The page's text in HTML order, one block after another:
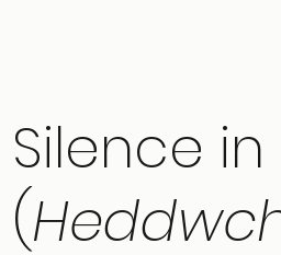
Silence
(